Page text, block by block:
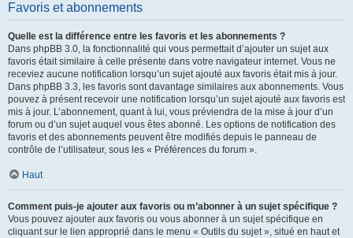
Favoris et abonnements
Quelle est la différence entre les favoris et les abonnements ?
Dans phpBB 3.0, la fonctionnalité qui vous permettait d’ajouter un sujet aux
favoris était similaire à celle présente dans votre navigateur internet. Vous ne
receviez aucune notification lorsqu’un sujet ajouté aux favoris était mis à jour.
Dans phpBB 3.3, les favoris sont davantage similaires aux abonnements. Vous
pouvez à présent recevoir une notification lorsqu’un sujet ajouté aux favoris est
mis à jour. L’abonnement, quant à lui, vous préviendra de la mise à jour d’un
forum ou d’un sujet auquel vous êtes abonné. Les options de notification des
favoris et des abonnements peuvent être modifiés depuis le panneau de
contrôle de l’utilisateur, sous les « Préférences du forum ».
Haut
Comment puis-je ajouter aux favoris ou m’abonner à un sujet spécifique ?
Vous pouvez ajouter aux favoris ou vous abonner à un sujet spécifique en
cliquant sur le lien approprié dans le menu « Outils du sujet », situé en haut et